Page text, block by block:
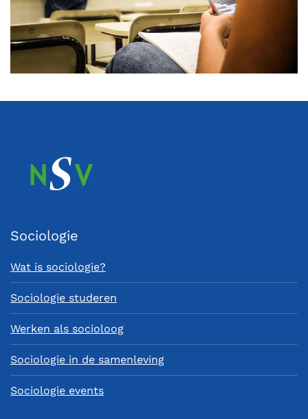
Sociologie
Wat is sociologie?
Sociologie studeren
Werken als socioloog
Sociologie in de samenleving
Sociologie events